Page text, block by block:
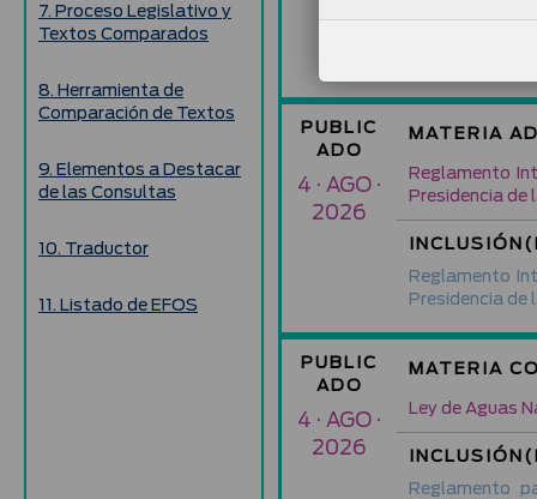
que Integran
PUBLIC
ADO
MATERIA
4 · AGO ·
2026
Reglamento
Presidencia de
Reglamento
Presidencia de
PUBLIC
ADO
MATERIA
4 · AGO ·
2026
Ley de Aguas
Reglamento
7. Proceso Legislativo y
Textos Comparados
8. Herramienta de
Comparación de Textos
9. Elementos a Destacar
de las Consultas
10. Traductor
11. Listado de EFOS